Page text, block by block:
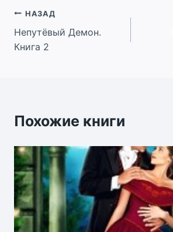
Навигация
по
НАЗАД
Непутёвый Демон.
Книга 2
Похожие книги